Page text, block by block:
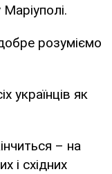
розуміємо
українців як
– на
і східних